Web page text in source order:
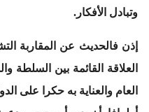
وتبادل الأفكار.
إذن فالحديث عن المقاربة
العلاقة القائمة بين السلطة
العام والعناية به حكرا على